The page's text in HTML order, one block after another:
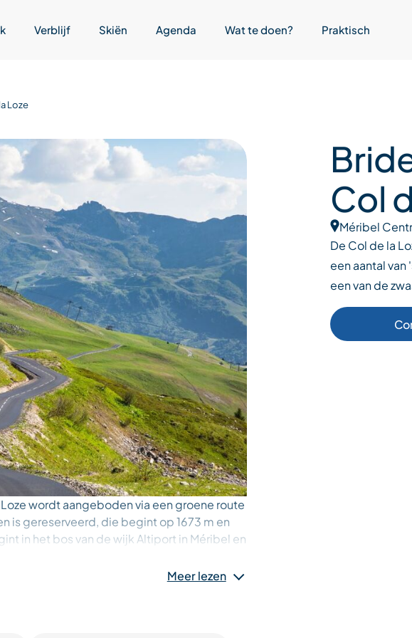
Verblijf Skiën Agenda Wat te doen? Praktisch
Loze
wordt aangeboden via een groene route
is gereserveerd, die begint op 1673 m en
in het bos van de wijk Altiport in Méribel en
Meer lezen
Col
Méribel
De Col de la
een aantal
een van de